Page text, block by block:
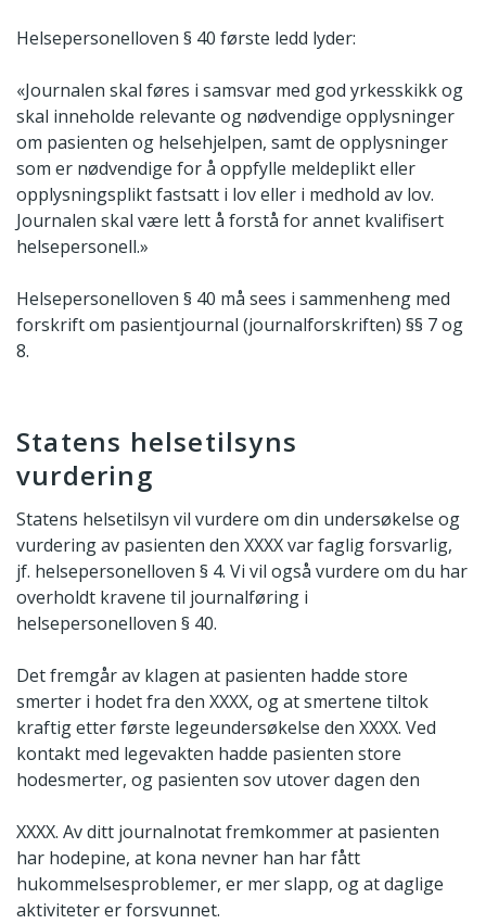
Helsepersonelloven § 40 første ledd lyder:
«Journalen skal føres i samsvar med god yrkesskikk og
skal inneholde relevante og nødvendige opplysninger
om pasienten og helsehjelpen, samt de opplysninger
som er nødvendige for å oppfylle meldeplikt eller
opplysningsplikt fastsatt i lov eller i medhold av lov.
Journalen skal være lett å forstå for annet kvalifisert
helsepersonell.»
Helsepersonelloven § 40 må sees i sammenheng med
forskrift om pasientjournal (journalforskriften) §§ 7 og
8.
Statens helsetilsyns
vurdering
Statens helsetilsyn vil vurdere om din undersøkelse og
vurdering av pasienten den XXXX var faglig forsvarlig,
jf. helsepersonelloven § 4. Vi vil også vurdere om du har
overholdt kravene til journalføring i
helsepersonelloven § 40.
Det fremgår av klagen at pasienten hadde store
smerter i hodet fra den XXXX, og at smertene tiltok
kraftig etter første lege­undersøkelse den XXXX. Ved
kontakt med legevakten hadde pasienten store
hodesmerter, og pasienten sov utover dagen den
XXXX. Av ditt journalnotat fremkommer at pasienten
har hodepine, at kona nevner han har fått
hukommelsesproblemer, er mer slapp, og at daglige
aktiviteter er forsvunnet.